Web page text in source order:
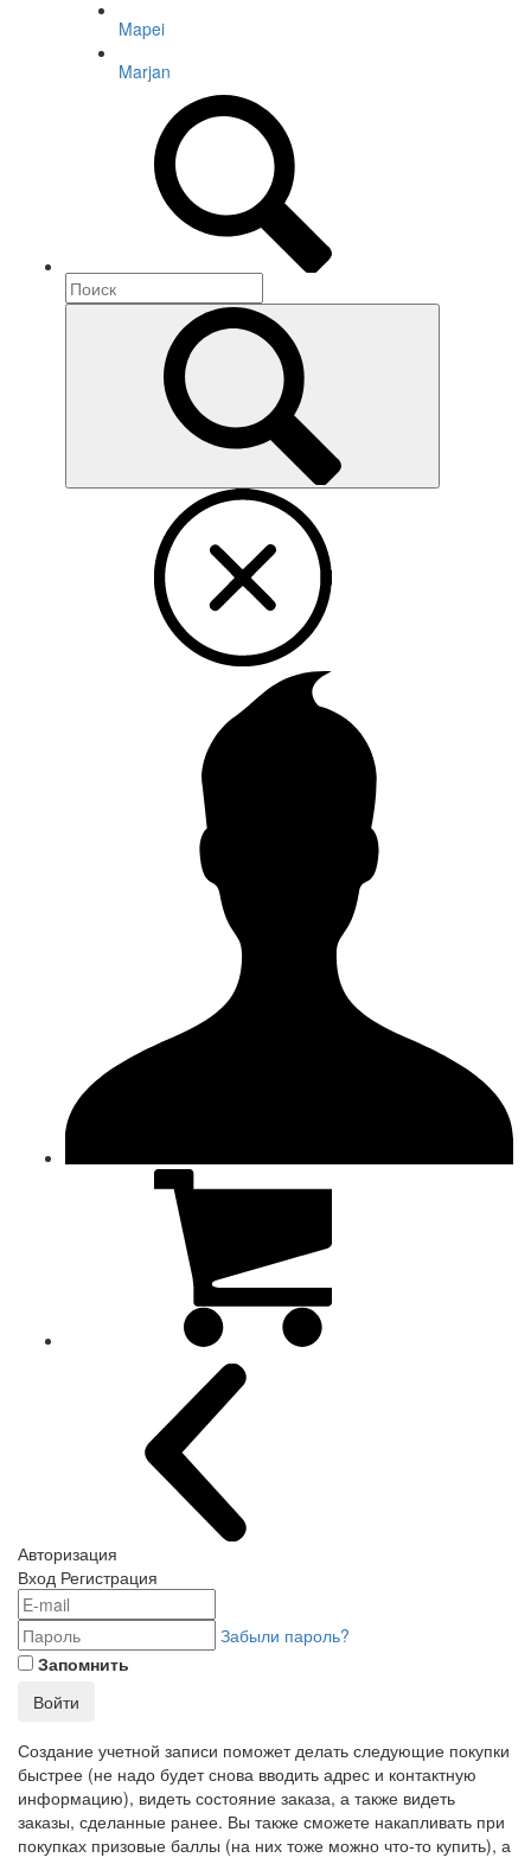
Mapei
Marjan
Авторизация
Вход Регистрация
Забыли пароль?
Запомнить
Войти
Создание учетной записи поможет делать следующие покупки
быстрее (не надо будет снова вводить адрес и контактную
информацию), видеть состояние заказа, а также видеть
заказы, сделанные ранее. Вы также сможете накапливать при
покупках призовые баллы (на них тоже можно что-то купить), а